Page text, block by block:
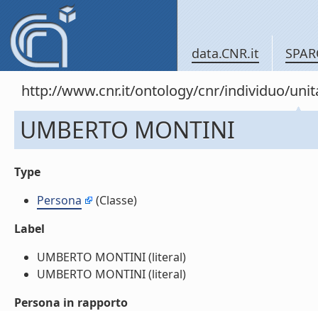
data.CNR.it
http://www.cnr.it/ontology/cnr/individuo/
UMBERTO MONTINI
Type
Persona
(Classe)
Label
UMBERTO MONTINI (literal)
UMBERTO MONTINI (literal)
Persona in rapporto